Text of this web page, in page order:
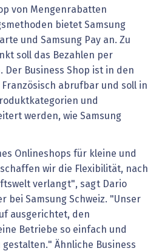
von Mengenrabatten
bietet Samsung
und Samsung Pay an. Zu
soll das Bezahlen per
Der Business Shop ist in den
abrufbar und soll in
und
werden, wie Samsung
Onlineshops für kleine und
wir die Flexibilität, nach
verlangt", sagt Dario
bei Samsung Schweiz. "Unser
ausgerichtet, den
Betriebe so einfach und
Ähnliche Business